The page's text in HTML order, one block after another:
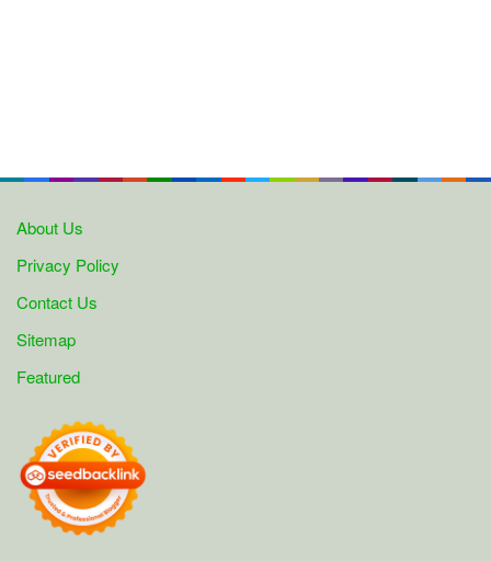
About Us
Privacy Policy
Contact Us
Sitemap
Featured